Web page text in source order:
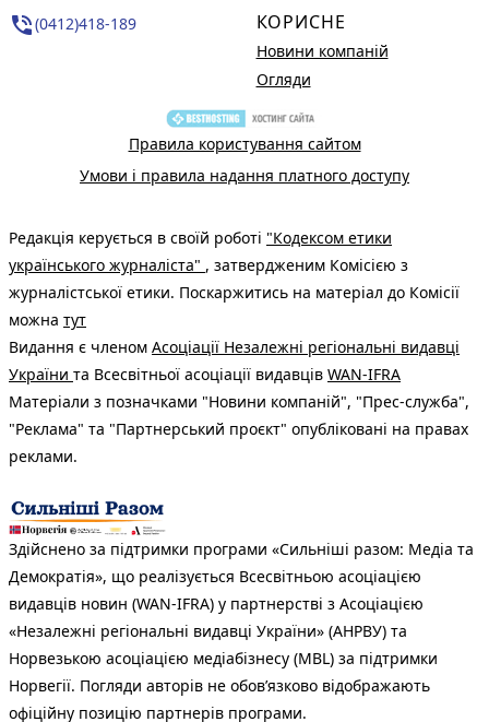
phone_in_talk(0412)418-189 КОРИСНЕ
Новини компаній
Огляди
Правила користування сайтом
Умови і правила надання платного доступу
Редакція керується в своїй роботі "Кодексом етики
українського журналіста" , затвердженим Комісією з
журналістської етики. Поскаржитись на матеріал до Комісії
можна тут
Видання є членом Асоціації Незалежні регіональні видавці
України та Всесвітньої асоціації видавців WAN-IFRA
Матеріали з позначками "Новини компаній", "Прес-служба",
"Реклама" та "Партнерський проєкт" опубліковані на правах
реклами.
Здійснено за підтримки програми «Сильніші разом: Медіа та
Демократія», що реалізується Всесвітньою асоціацією
видавців новин (WAN-IFRA) у партнерстві з Асоціацією
«Незалежні регіональні видавці України» (АНРВУ) та
Норвезькою асоціацією медіабізнесу (MBL) за підтримки
Норвегії. Погляди авторів не обов’язково відображають
офіційну позицію партнерів програми.